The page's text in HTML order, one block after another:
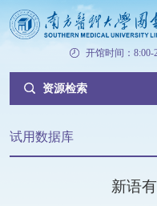
开馆时间：8:00-
资源检索
试用数据库
新语